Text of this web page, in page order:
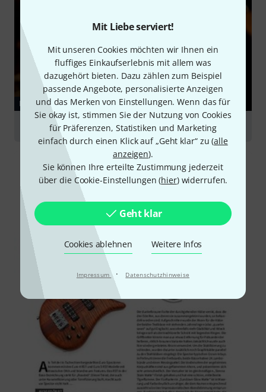
Mit Liebe serviert!
Mit unseren Cookies möchten wir Ihnen ein
fluffiges Einkaufserlebnis mit allem was
dazugehört bieten. Dazu zählen zum Beispiel
passende Angebote, personalisierte Anzeigen
und das Merken von Einstellungen. Wenn das für
Sie okay ist, stimmen Sie der Nutzung von Cookies
für Präferenzen, Statistiken und Marketing
einfach durch einen Klick auf „Geht klar“ zu (alle
anzeigen).
Sie können Ihre erteilte Zustimmung jederzeit
über die Cookie-Einstellungen (hier) widerrufen.
Geht klar
Cookies ablehnen Weitere Infos
Impressum · Datenschutzhinweise
RATGEBER